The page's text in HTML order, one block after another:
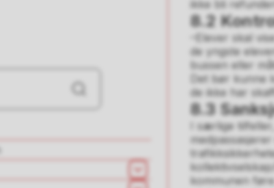
Søk
Åpne
ikke bli
8.2
–Elever skal
de yngste
bussen eller
Det bør kunne
de ikke har
8.3
I særlige
kommunen